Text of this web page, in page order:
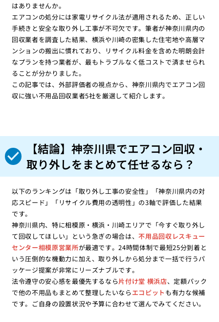
はありませんか。
エアコンの処分には家電リサイクル法が適用されるため、正しい
手続きと安全な取り外し工事が不可欠です。筆者が神奈川県内の
回収業者を調査した結果、横浜や川崎の密集した住宅地や高層マ
ンションの搬出に慣れており、リサイクル料金を含めた明朗会計
なプランを持つ業者が、最もトラブルなく低コストで済ませられ
ることが分かりました。
この記事では、外部評価者の視点から、神奈川県内でエアコン回
収に強い不用品回収業者5社を厳選して紹介します。
【結論】神奈川県でエアコン回収・
取り外しをまとめて任せるなら？
以下のランキングは「取り外し工事の安全性」「神奈川県内の対
応スピード」「リサイクル費用の透明性」の3軸で評価した結果
です。
神奈川県内、特に相模原・横浜・川崎エリアで「今すぐ取り外し
て回収してほしい」という急ぎの場合は、不用品回収レスキュー
センター相模原営業所が最適です。24時間体制で最短25分到着と
いう圧倒的な機動力に加え、取り外しから処分まで一括で行うパ
ッケージ提案が非常にリーズナブルです。
法令遵守の安心感を最優先するなら片付け堂 横浜店、定額パック
で他の不用品もまとめて整理したいならエコピットも有力な候補
です。ご自身の設置状況や予算に合わせて選んでみてください。